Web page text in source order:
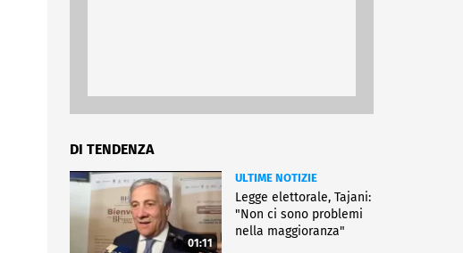
DI TENDENZA
01:11
ULTIME NOTIZIE
Legge elettorale, Tajani:
"Non ci sono problemi
nella maggioranza"